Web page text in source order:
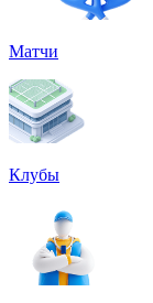
Матчи
Клубы